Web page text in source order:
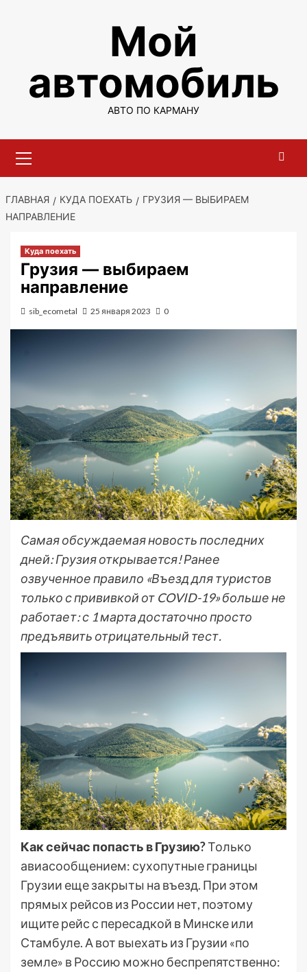
Мой
автомобиль
АВТО ПО КАРМАНУ
меню
ГЛАВНАЯ КУДА ПОЕХАТЬ
ГРУЗИЯ — ВЫБИРАЕМ
НАПРАВЛЕНИЕ
Куда поехать
Грузия — выбираем
направление
sib_ecometal 25 января 2023 0
Самая обсуждаемая новость последних
дней: Грузия открывается! Ранее
озвученное правило «Въезд для туристов
только с прививкой от COVID-19» больше не
работает: с 1 марта достаточно просто
предъявить отрицательный тест.
Как сейчас попасть в Грузию?Только
авиасообщением: сухопутные границы
Грузии еще закрыты на въезд. При этом
прямых рейсов из России нет, поэтому
ищите рейс с пересадкой в Минске или
Стамбуле. А вот выехать из Грузии «по
земле» в Россию можно беспрепятственно: